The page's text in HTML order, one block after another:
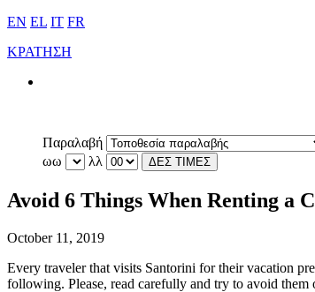
EN EL IT FR
ΚΡΑΤΗΣΗ
Παραλαβή
ωω
λλ ΔΕΣ ΤΙΜΕΣ
Avoid 6 Things When Renting a
October 11, 2019
Every traveler that visits Santorini for their vacation
following. Please, read carefully and try to avoid